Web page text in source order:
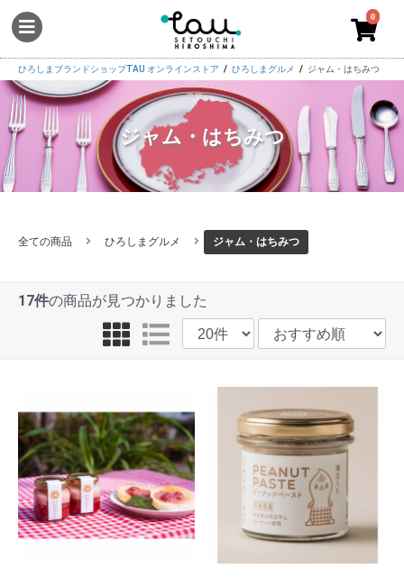
0
ひろしまブランドショップTAU オンラインストア ひろしまグルメ ジャム・はちみつ
ジャム・はちみつ
全ての商品 ひろしまグルメ ジャム・はちみつ
17件の商品が見つかりました